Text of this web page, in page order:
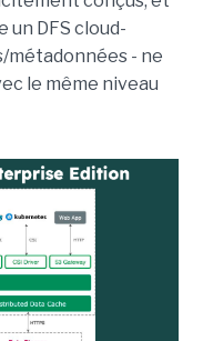
un DFS cloud-
métadonnées - ne
le même niveau